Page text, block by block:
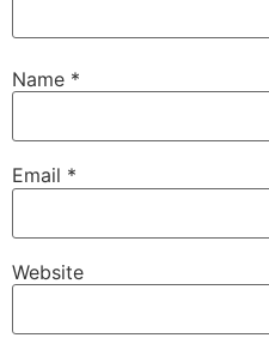
Name *
Email *
Website